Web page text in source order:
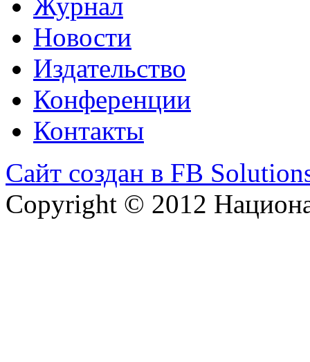
Журнал
Новости
Издательство
Конференции
Контакты
Сайт создан в FB
Copyright © 2012